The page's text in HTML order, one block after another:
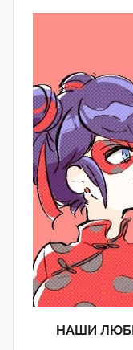
НАШИ